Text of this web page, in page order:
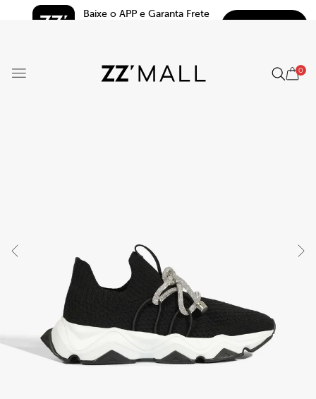
Baixe o APP e Garanta Frete
0